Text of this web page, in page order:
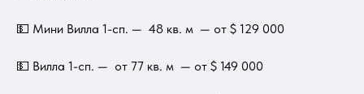
💵 Мини Вилла 1-сп. — 48 кв. м — от $ 129 000
💵 Вилла 1-сп. — от 77 кв. м — от $ 149 000